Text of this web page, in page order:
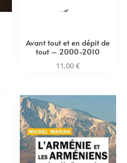
Avant tout et en dépit de
tout – 2000-2010
11,00 €